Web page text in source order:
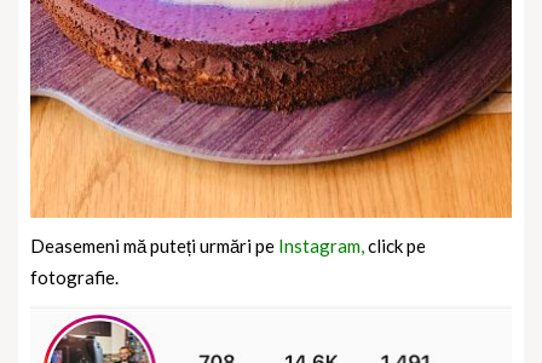
Deasemeni mă puteți urmări pe Instagram,click pe
fotografie.